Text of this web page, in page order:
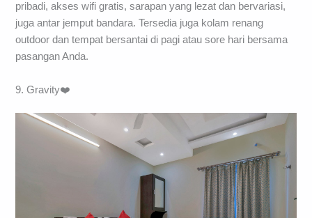
pribadi, akses wifi gratis, sarapan yang lezat dan bervariasi,
juga antar jemput bandara. Tersedia juga kolam renang
outdoor dan tempat bersantai di pagi atau sore hari bersama
pasangan Anda.
9. Gravity❤️